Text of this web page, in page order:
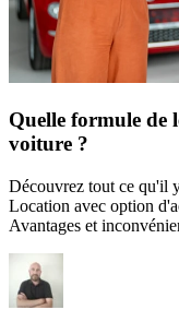
Quelle formule de
voiture ?
Découvrez tout ce qu'il
Location avec option
Avantages et